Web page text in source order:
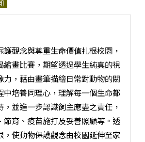
護觀念與尊重生命價值扎根校園，
繪畫比賽，期望透過學生純真的視
力，藉由畫筆描繪日常對動物的關
中培養同理心，理解每一個生命都
並進一步認識飼主應盡之責任，
節育、疫苗施打及妥善照顧等。透
，使動物保護觀念由校園延伸至家